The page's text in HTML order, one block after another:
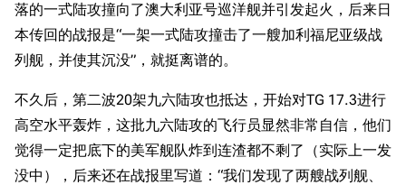
落的一式陆攻撞向了澳大利亚号巡洋舰并引发起火，后来日
本传回的战报是“一架一式陆攻撞击了一艘加利福尼亚级战
列舰，并使其沉没”，就挺离谱的。
不久后，第二波20架九六陆攻也抵达，开始对TG 17.3进行
高空水平轰炸，这批九六陆攻的飞行员显然非常自信，他们
觉得一定把底下的美军舰队炸到连渣都不剩了（实际上一发
没中），后来还在战报里写道：“我们发现了两艘战列舰、